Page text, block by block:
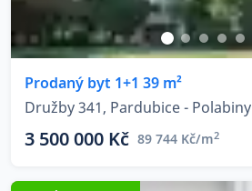
Prodaný byt 1+1 39 m²
Družby 341, Pardubice - Polabiny
3 500 000 Kč 89 744 Kč/m2